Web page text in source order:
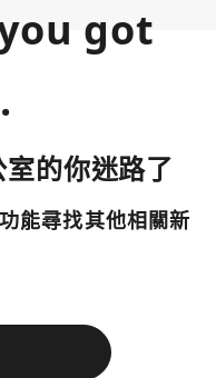
got
的你迷路了
能尋找其他相關新
續
空白處，即可回到加密